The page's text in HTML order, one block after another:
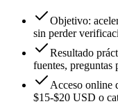
Objetivo:
sin perder
Resultado
fuentes, preguntas
Acceso online
$15-$20 USD o